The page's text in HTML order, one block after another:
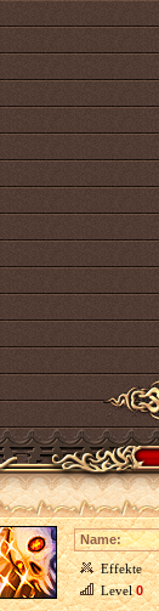
Name:
Effekte
Level0